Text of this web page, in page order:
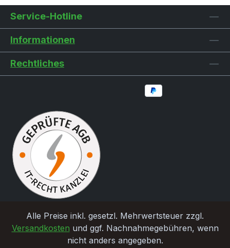
Service-Hotline
Informationen
Rechtliches
Alle Preise inkl. gesetzl. Mehrwertsteuer zzgl.
Versandkosten und ggf. Nachnahmegebühren, wenn
nicht anders angegeben.